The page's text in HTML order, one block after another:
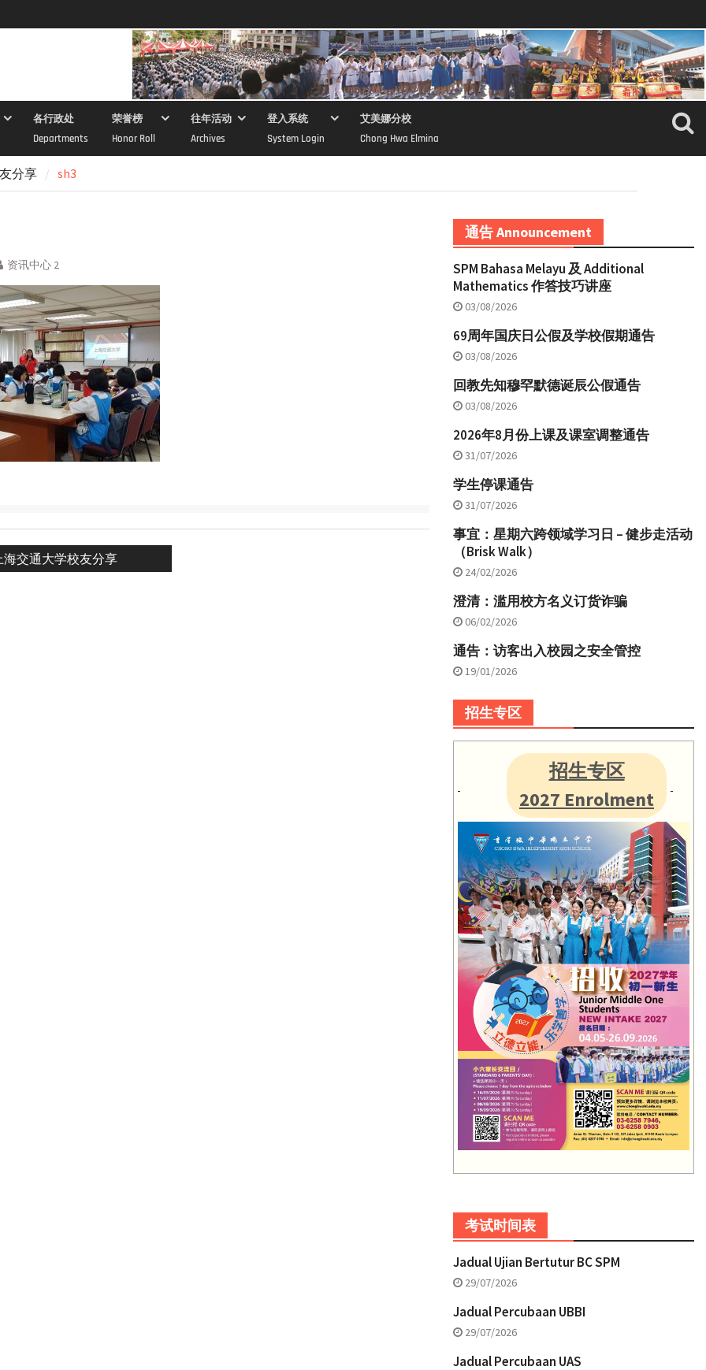
各行政处
Departments
荣誉榜
Honor Roll
往年活动
Archives
登入系统
System Login
艾美娜分校
Chong Hwa Elmina
分享 sh3
资讯中心 2
海交通大学校友分享
通告 Announcement
SPM Bahasa Melayu 及 Additional
Mathematics 作答技巧讲座
03/08/2026
69周年国庆日公假及学校假期通告
03/08/2026
回教先知穆罕默德诞辰公假通告
03/08/2026
2026年8月份上课及课室调整通告
31/07/2026
学生停课通告
31/07/2026
事宜：星期六跨领域学习日 – 健步走活动
（Brisk Walk）
24/02/2026
澄清：滥用校方名义订货诈骗
06/02/2026
通告：访客出入校园之安全管控
19/01/2026
招生专区
招生专区
2027 Enrolment
考试时间表
Jadual Ujian Bertutur BC SPM
29/07/2026
Jadual Percubaan UBBI
29/07/2026
Jadual Percubaan UAS